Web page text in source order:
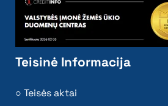
Teisinė Informacija
Teisės aktai